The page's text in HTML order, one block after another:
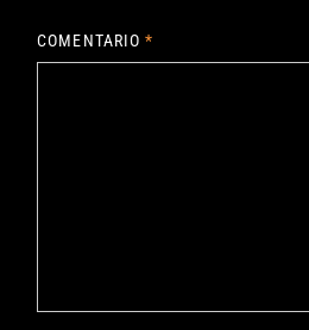
COMENTARIO*